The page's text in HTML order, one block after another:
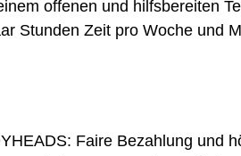
offenen und hilfsbereiten
Stunden Zeit pro Woche und
Faire Bezahlung und